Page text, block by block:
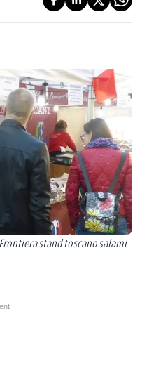
stand toscano salami